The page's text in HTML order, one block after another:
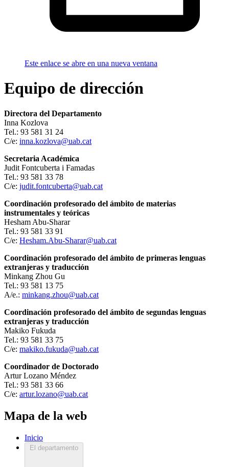
Este enlace se abre en una nueva ventana
Equipo de dirección
Directora del Departamento
Inna Kozlova
Tel.: 93 581 31 24
C/e: inna.kozlova@uab.cat
Secretaria Académica
Judit Fontcuberta i Famadas
Tel.: 93 581 33 78
C/e: judit.fontcuberta@uab.cat
Coordinación profesorado del ámbito de materias
instrumentales y teóricas
Hesham Abu-Sharar
Tel.: 93 581 33 91
C/e: Hesham.Abu-Sharar@uab.cat
Coordinación profesorado del ámbito de primeras lenguas
extranjeras y traducción
Minkang Zhou Gu
Tel.: 93 581 13 75
A/e.: minkang.zhou@uab.cat
Coordinación profesorado del ámbito de segundas lenguas
extranjeras y traducción
Makiko Fukuda
Tel.: 93 581 33 75
C/e: makiko.fukuda@uab.cat
Coordinador de Doctorado
Artur Lozano Méndez
Tel.: 93 581 33 66
C/e: artur.lozano@uab.cat
Mapa de la web
Inicio
El departamento